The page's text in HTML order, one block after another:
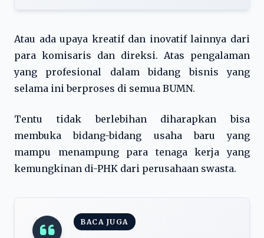
Atau ada upaya kreatif dan inovatif lainnya dari
para komisaris dan direksi. Atas pengalaman
yang profesional dalam bidang bisnis yang
selama ini berproses di semua BUMN.
Tentu tidak berlebihan diharapkan bisa
membuka bidang-bidang usaha baru yang
mampu menampung para tenaga kerja yang
kemungkinan di-PHK dari perusahaan swasta.
BACA JUGA